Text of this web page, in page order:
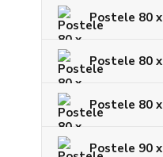
Postele 80
Postele 80
Postele 80
Postele 90